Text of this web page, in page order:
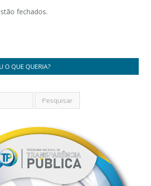
fechados.
O QUE QUERIA?